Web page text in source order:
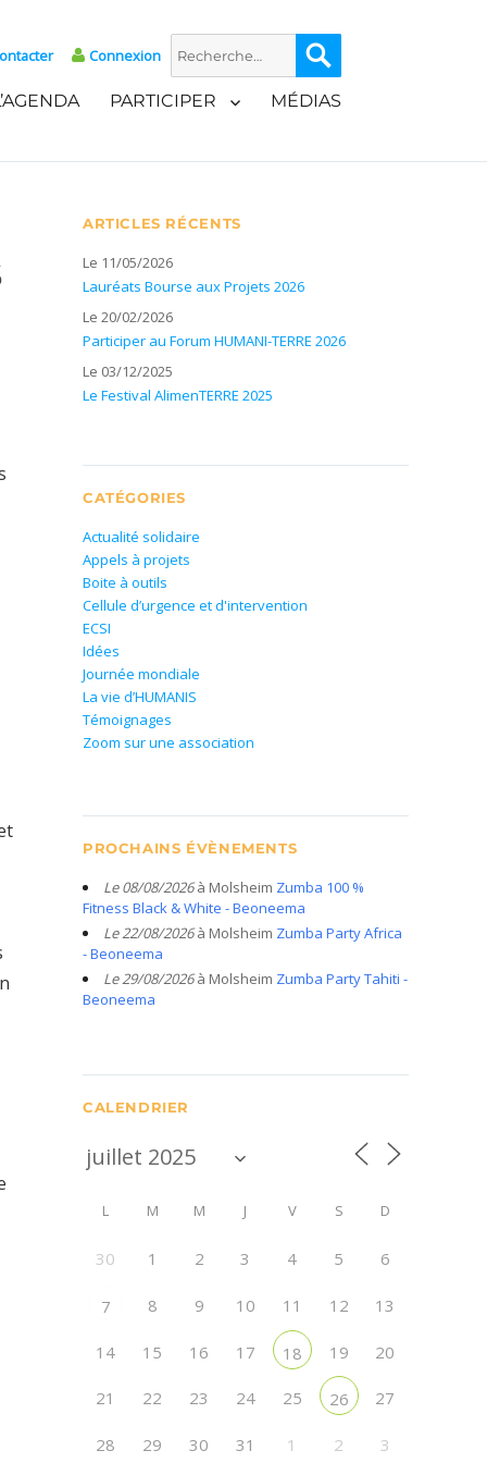
Connexion
Recherche
pour :
PARTICIPER MÉDIAS
ARTICLES RÉCENTS
Le 11/05/2026
Lauréats Bourse aux Projets 2026
Le 20/02/2026
Participer au Forum HUMANI-TERRE 2026
Le 03/12/2025
Le Festival AlimenTERRE 2025
CATÉGORIES
Actualité solidaire
Appels à projets
Boite à outils
Cellule d’urgence et d'intervention
ECSI
Idées
Journée mondiale
La vie d’HUMANIS
Témoignages
Zoom sur une association
PROCHAINS ÉVÈNEMENTS
Le 08/08/2026à Molsheim Zumba 100 %
Fitness Black & White - Beoneema
Le 22/08/2026à Molsheim Zumba Party Africa
- Beoneema
Le 29/08/2026à Molsheim Zumba Party Tahiti -
Beoneema
CALENDRIER
L M M J V S D
30 1 2 3 4 5 6
7 8 9 10 11 12 13
14 15 16 17 18 19 20
21 22 23 24 25 26 27
28 29 30 31 1 2 3